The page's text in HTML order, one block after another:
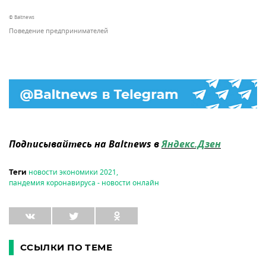
© Baltnews
Поведение предпринимателей
Подписывайтесь на Baltnews вЯндекс.Дзен
Теги новости экономики 2021,
пандемия коронавируса - новости онлайн
ССЫЛКИ ПО ТЕМЕ